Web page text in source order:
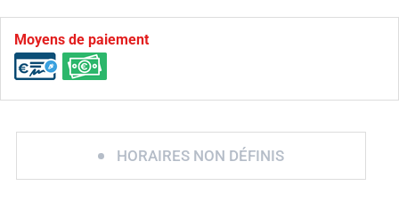
Moyens de paiement
HORAIRES NON DÉFINIS